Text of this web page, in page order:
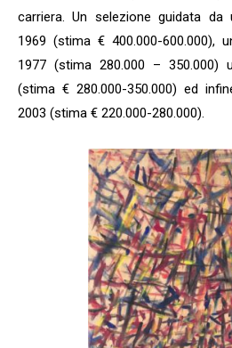
carriera. Un selezione guidata
1969 (stima € 400.000-600.000),
1977 (stima 280.000 – 350.000)
(stima € 280.000-350.000) ed
2003 (stima € 220.000-280.000).